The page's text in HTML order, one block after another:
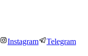
Instagram Telegram